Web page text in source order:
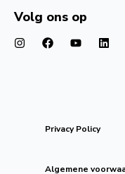
Volg ons op
Privacy Policy
Algemene